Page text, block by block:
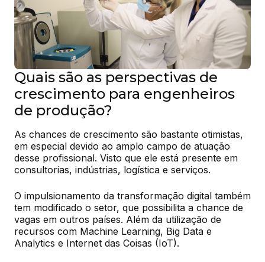
Quais são as perspectivas de
crescimento para engenheiros
de produção?
As chances de crescimento são bastante otimistas,
em especial devido ao amplo campo de atuação
desse profissional. Visto que ele está presente em
consultorias, indústrias, logística e serviços.
O impulsionamento da transformação digital também
tem modificado o setor, que possibilita a chance de
vagas em outros países. Além da utilização de
recursos com Machine Learning, Big Data e
Analytics e Internet das Coisas (IoT).